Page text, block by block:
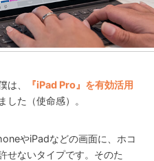
は、
『iPad Pro』を有効活用
した（使命感）。
やiPadなどの画面に、ホコ
せないタイプです。そのた